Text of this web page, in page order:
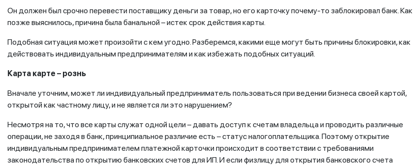
Он должен был срочно перевести поставщику деньги за товар, но его карточку почему-то заблокировал банк. Как
позже выяснилось, причина была банальной – истек срок действия карты.
Подобная ситуация может произойти с кем угодно. Разберемся, какими еще могут быть причины блокировки, как
действовать индивидуальным предпринимателям и как избежать подобных ситуаций.
Карта карте – рознь
Вначале уточним, может ли индивидуальный предприниматель пользоваться при ведении бизнеса своей картой,
открытой как частному лицу, и не является ли это нарушением?
Несмотря на то, что все карты служат одной цели – давать доступ к счетам владельца и проводить различные
операции, не заходя в банк, принципиальное различие есть – статус налогоплательщика. Поэтому открытие
индивидуальным предпринимателем платежной карточки происходит в соответствии с требованиями
законодательства по открытию банковских счетов для ИП. И если физлицу для открытия банковского счета